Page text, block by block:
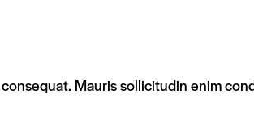
Mauris sollicitudin enim